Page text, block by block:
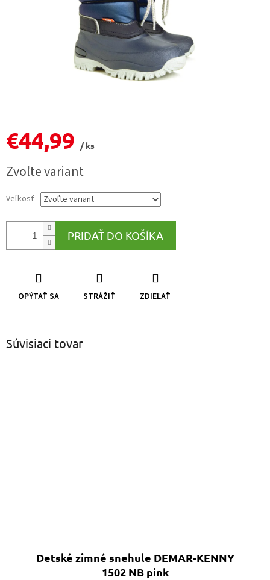
€44,99
/ ks
cena:
Zvoľte variant
Veľkosť
PRIDAŤ DO KOŠÍKA
OPÝTAŤ SA STRÁŽIŤ ZDIEĽAŤ
Súvisiaci tovar
Detské zimné snehule DEMAR-KENNY
1502 NB pink